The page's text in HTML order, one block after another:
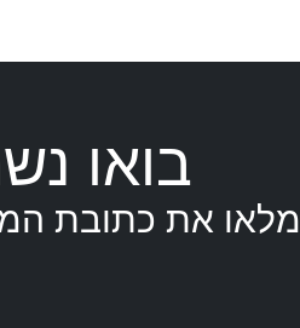
בואו
מלאו את כתובת